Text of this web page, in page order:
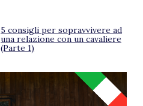
5 consigli per sopravvivere ad
una relazione con un cavaliere
(Parte 1)